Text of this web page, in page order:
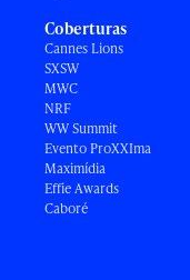
Coberturas
Cannes Lions
SXSW
MWC
NRF
WW Summit
Evento ProXXIma
Maximídia
Effie Awards
Caboré